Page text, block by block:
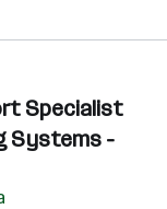
Specialist
Systems -